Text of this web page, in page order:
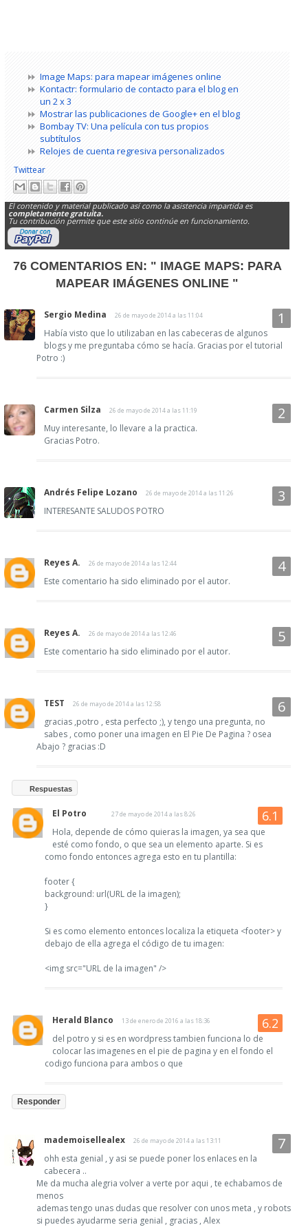
Image Maps: para mapear imágenes online
Kontactr: formulario de contacto para el blog en
un 2 x 3
Mostrar las publicaciones de Google+ en el blog
Bombay TV: Una película con tus propios
subtítulos
Relojes de cuenta regresiva personalizados
Twittear
El contenido y material publicado así como la asistencia impartida es
completamente gratuita.
Tu contribución permite que este sitio continúe en funcionamiento.
76 COMENTARIOS EN: " IMAGE MAPS: PARA
MAPEAR IMÁGENES ONLINE "
Sergio Medina 26 de mayo de 2014 a las 11:04
Había visto que lo utilizaban en las cabeceras de algunos
blogs y me preguntaba cómo se hacía. Gracias por el tutorial
Potro :)
Carmen Silza 26 de mayo de 2014 a las 11:19
Muy interesante, lo llevare a la practica.
Gracias Potro.
Andrés Felipe Lozano 26 de mayo de 2014 a las 11:26
INTERESANTE SALUDOS POTRO
Reyes A. 26 de mayo de 2014 a las 12:44
Este comentario ha sido eliminado por el autor.
Reyes A. 26 de mayo de 2014 a las 12:46
Este comentario ha sido eliminado por el autor.
TEST 26 de mayo de 2014 a las 12:58
gracias ,potro , esta perfecto ;), y tengo una pregunta, no
sabes , como poner una imagen en El Pie De Pagina ? osea
Abajo ? gracias :D
Respuestas
El Potro 27 de mayo de 2014 a las 8:26
Hola, depende de cómo quieras la imagen, ya sea que
esté como fondo, o que sea un elemento aparte. Si es
como fondo entonces agrega esto en tu plantilla:
footer {
background: url(URL de la imagen);
}
Si es como elemento entonces localiza la etiqueta <footer> y
debajo de ella agrega el código de tu imagen:
<img src="URL de la imagen" />
Herald Blanco 13 de enero de 2016 a las 18:36
del potro y si es en wordpress tambien funciona lo de
colocar las imagenes en el pie de pagina y en el fondo el
codigo funciona para ambos o que
Responder
mademoisellealex 26 de mayo de 2014 a las 13:11
ohh esta genial , y asi se puede poner los enlaces en la
cabecera ..
Me da mucha alegria volver a verte por aqui , te echabamos de
menos
ademas tengo unas dudas que resolver con unos meta , y robots
si puedes ayudarme seria genial , gracias , Alex